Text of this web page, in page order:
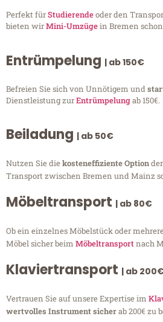
Perfekt fürStudierendeoder den
bieten wirMini-Umzügein Bremen schon
Entrümpelung | ab 150€
Befreien Sie sich von Unnötigem und
Dienstleistung zurEntrümpelungab 150€.
Beiladung | ab 50€
Nutzen Sie diekosteneffiziente Optionder
Transport zwischen Bremen und Mainz
Möbeltransport | ab 80€
Ob ein einzelnes Möbelstück oder
Möbel sicher beim Möbeltransportnach
Klaviertransport | ab
Vertrauen Sie auf unsere Expertise im
wertvolles Instrument sicherab 200€ zu